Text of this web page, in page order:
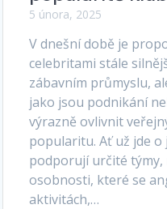
5 února, 2025
V dnešní době je
celebritami stále
zábavním průmyslu,
jako jsou podnikání
výrazně ovlivnit
popularitu. Ať už jde
podporují určité
osobnosti, které se
aktivitách,…